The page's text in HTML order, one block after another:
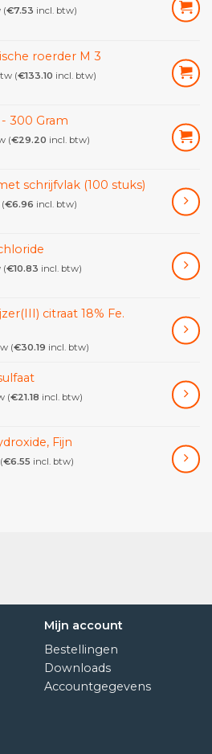
(€7.53 incl. btw)
roerder M 3
(€133.10 incl. btw)
300 Gram
(€29.20 incl. btw)
schrijfvlak (100 stuks)
€6.96 incl. btw)
(€10.83 incl. btw)
citraat 18% Fe.
(€30.19 incl. btw)
(€21.18 incl. btw)
Fijn
€6.55 incl. btw)
Mijn account
Bestellingen
Downloads
Accountgegevens